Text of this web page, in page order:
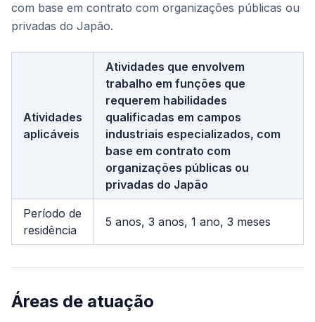
com base em contrato com organizações públicas ou
privadas do Japão.
Atividades
aplicáveis
Atividades que envolvem
trabalho em funções que
requerem habilidades
qualificadas em campos
industriais especializados, com
base em contrato com
organizações públicas ou
privadas do Japão
Período de
residência
5 anos, 3 anos, 1 ano, 3 meses
Áreas de atuação